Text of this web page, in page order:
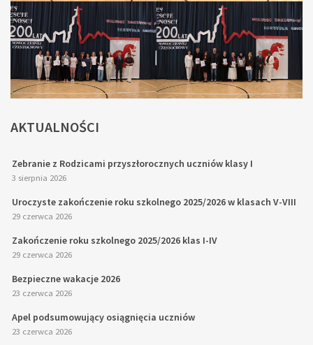
AKTUALNOŚCI
Zebranie z Rodzicami przyszłorocznych uczniów klasy I
3 sierpnia 2026
Uroczyste zakończenie roku szkolnego 2025/2026 w klasach V-VIII
29 czerwca 2026
Zakończenie roku szkolnego 2025/2026 klas I-IV
29 czerwca 2026
Bezpieczne wakacje 2026
23 czerwca 2026
Apel podsumowujący osiągnięcia uczniów
23 czerwca 2026